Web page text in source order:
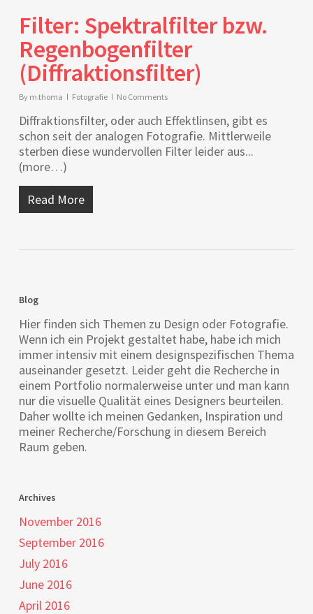
Filter: Spektralfilter bzw.
Regenbogenfilter
(Diffraktionsfilter)
By m.thoma Fotografie No Comments
Diffraktionsfilter, oder auch Effektlinsen, gibt es
schon seit der analogen Fotografie. Mittlerweile
sterben diese wundervollen Filter leider aus...
(more…)
Read More
Blog
Hier finden sich Themen zu Design oder Fotografie.
Wenn ich ein Projekt gestaltet habe, habe ich mich
immer intensiv mit einem designspezifischen Thema
auseinander gesetzt. Leider geht die Recherche in
einem Portfolio normalerweise unter und man kann
nur die visuelle Qualität eines Designers beurteilen.
Daher wollte ich meinen Gedanken, Inspiration und
meiner Recherche/Forschung in diesem Bereich
Raum geben.
Archives
November 2016
September 2016
July 2016
June 2016
April 2016